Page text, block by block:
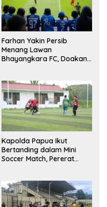
Farhan Yakin Persib
Menang Lawan
Bhayangkara FC, Doakan
Kapolda Papua Ikut
Bertanding dalam Mini
Soccer Match, Pererat